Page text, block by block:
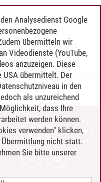
und Demokratie
Analysedienst Google
übermitteln wir
Videodienste (YouTube,
anzuzeigen. Diese
USA übermittelt. Der
in den
als unzureichend
dass Ihre
werden können.
verwenden" klicken,
nicht statt.
Sie bitte unserer